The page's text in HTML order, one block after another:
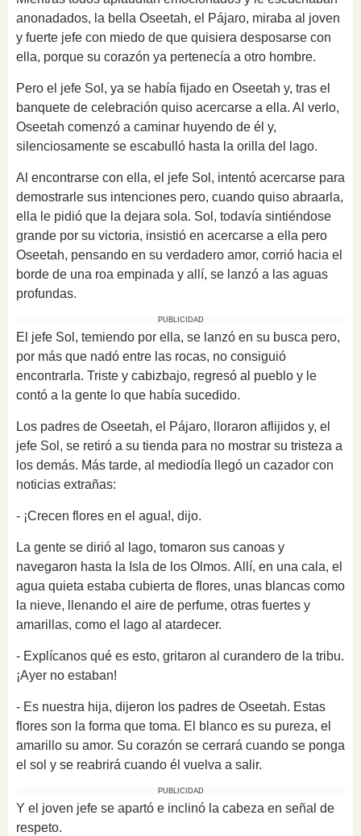
anonadados, la bella Oseetah, el Pájaro, miraba al joven
y fuerte jefe con miedo de que quisiera desposarse con
ella, porque su corazón ya pertenecía a otro hombre.
Pero el jefe Sol, ya se había fijado en Oseetah y, tras el
banquete de celebración quiso acercarse a ella. Al verlo,
Oseetah comenzó a caminar huyendo de él y,
silenciosamente se escabulló hasta la orilla del lago.
Al encontrarse con ella, el jefe Sol, intentó acercarse para
demostrarle sus intenciones pero, cuando quiso abraarla,
ella le pidió que la dejara sola. Sol, todavía sintiéndose
grande por su victoria, insistió en acercarse a ella pero
Oseetah, pensando en su verdadero amor, corrió hacia el
borde de una roa empinada y allí, se lanzó a las aguas
profundas.
PUBLICIDAD
El jefe Sol, temiendo por ella, se lanzó en su busca pero,
por más que nadó entre las rocas, no consiguió
encontrarla. Triste y cabizbajo, regresó al pueblo y le
contó a la gente lo que había sucedido.
Los padres de Oseetah, el Pájaro, lloraron aflijidos y, el
jefe Sol, se retiró a su tienda para no mostrar su tristeza a
los demás. Más tarde, al mediodía llegó un cazador con
noticias extrañas:
- ¡Crecen flores en el agua!, dijo.
La gente se dirió al lago, tomaron sus canoas y
navegaron hasta la Isla de los Olmos. Allí, en una cala, el
agua quieta estaba cubierta de flores, unas blancas como
la nieve, llenando el aire de perfume, otras fuertes y
amarillas, como el lago al atardecer.
- Explícanos qué es esto, gritaron al curandero de la tribu.
¡Ayer no estaban!
- Es nuestra hija, dijeron los padres de Oseetah. Estas
flores son la forma que toma. El blanco es su pureza, el
amarillo su amor. Su corazón se cerrará cuando se ponga
el sol y se reabrirá cuando él vuelva a salir.
PUBLICIDAD
Y el joven jefe se apartó e inclinó la cabeza en señal de
respeto.